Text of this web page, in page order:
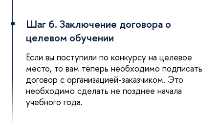
Шаг 6. Заключение договора о
целевом обучении
Если вы поступили по конкурсу на целевое
место, то вам теперь необходимо подписать
договор с организацией-заказчиком. Это
необходимо сделать не позднее начала
учебного года.